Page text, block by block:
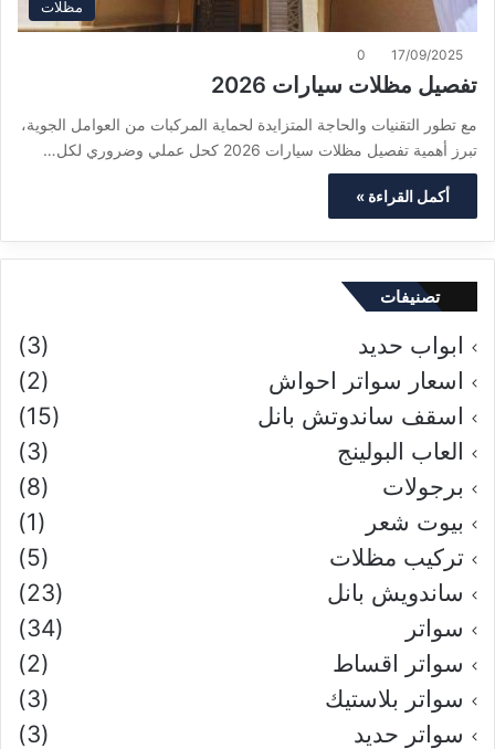
مظلات
17/09/2025
0
تفصيل مظلات سيارات 2026
مع تطور التقنيات والحاجة المتزايدة لحماية المركبات من العوامل الجوية،
تبرز أهمية تفصيل مظلات سيارات 2026 كحل عملي وضروري لكل…
أكمل القراءة »
تصنيفات
ابواب حديد
(3)
اسعار سواتر احواش
(2)
اسقف ساندوتش بانل
(15)
العاب البولينج
(3)
برجولات
(8)
بيوت شعر
(1)
تركيب مظلات
(5)
ساندويش بانل
(23)
سواتر
(34)
سواتر اقساط
(2)
سواتر بلاستيك
(3)
سواتر حديد
(3)